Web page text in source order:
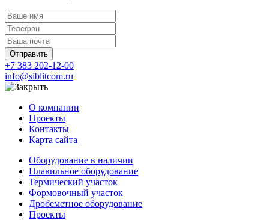
Отправить
+7 383 202-12-00
info@siblitcom.ru
О компании
Проекты
Контакты
Карта сайта
Оборудование в наличии
Плавильное оборудование
Термический участок
Формовочный участок
Дробеметное оборудование
Проекты